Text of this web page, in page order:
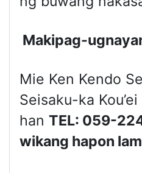
Makipag-
Mie Ken Kendo
Seisaku-ka
han TEL: 059-
wikang hapon